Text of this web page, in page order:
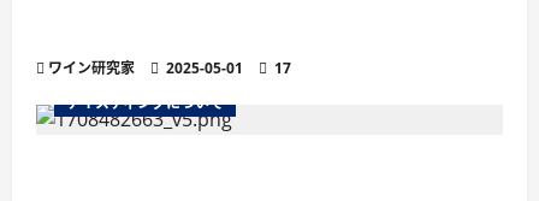
ワイン研究家 2025-05-01
17
テイスティングについて